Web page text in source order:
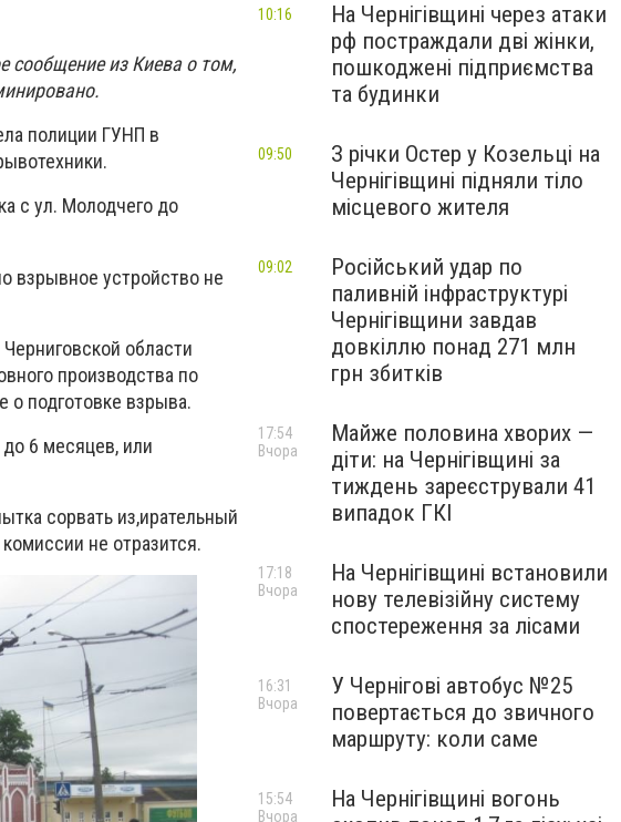
сообщение из Киева о том,
полиции ГУНП в
с ул. Молодчего до
взрывное устройство не
области
производства по
о подготовке взрыва.
6 месяцев, или
сорвать из,ирательный
не отразится.
На Чернігівщині через атаки
рф постраждали дві жінки,
пошкоджені підприємства
та будинки
10:16
З річки Остер у Козельці на
Чернігівщині підняли тіло
місцевого жителя
09:50
Російський удар по
паливній інфраструктурі
Чернігівщини завдав
довкіллю понад 271 млн
грн збитків
09:02
Майже половина хворих —
діти: на Чернігівщині за
тиждень зареєстрували 41
випадок ГКІ
17:54
Вчора
На Чернігівщині встановили
нову телевізійну систему
спостереження за лісами
17:18
Вчора
У Чернігові автобус №25
повертається до звичного
маршруту: коли саме
16:31
Вчора
На Чернігівщині вогонь
15:54
Вчора